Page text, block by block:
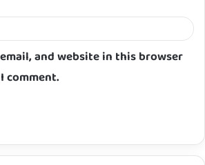
and website in this browser
comment.